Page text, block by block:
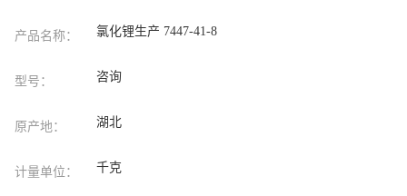
产品名称： 氯化锂生产 7447-41-8
型号： 咨询
原产地： 湖北
计量单位： 千克